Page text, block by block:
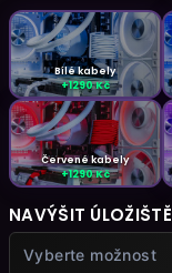
Bílé kabely
+1290 Kč
Červené kabely
+1290 Kč
NAVÝŠIT ÚLOŽIŠTĚ
Vyberte možnost